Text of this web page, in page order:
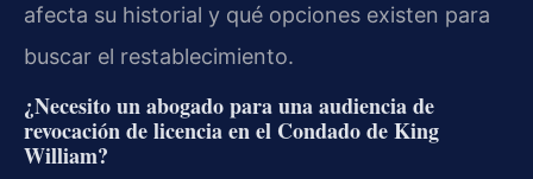
afecta su historial y qué opciones existen para
buscar el restablecimiento.
¿Necesito un abogado para una audiencia de
revocación de licencia en el Condado de King
William?